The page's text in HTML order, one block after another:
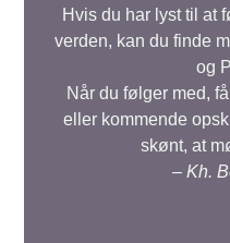
Hvis du har lyst til at
verden, kan du finde
og
Når du følger med,
eller kommende
skønt, at
– Kh.